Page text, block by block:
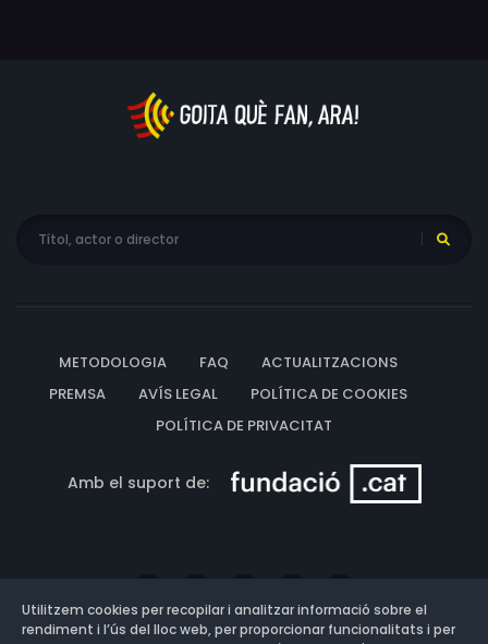
METODOLOGIA FAQ
ACTUALITZACIONS
PREMSA
AVÍS LEGAL
POLÍTICA DE COOKIES
POLÍTICA DE PRIVACITAT
Amb el suport de:
Utilitzem cookies per recopilar i analitzar informació sobre el
rendiment i l’ús del lloc web, per proporcionar funcionalitats i per